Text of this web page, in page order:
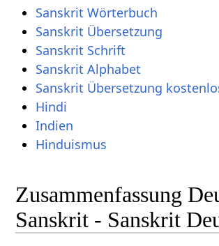
Sanskrit Wörterbuch
Sanskrit Übersetzung
Sanskrit Schrift
Sanskrit Alphabet
Sanskrit Übersetzung
Hindi
Indien
Hinduismus
Zusammenfassung
Sanskrit - Sanskrit